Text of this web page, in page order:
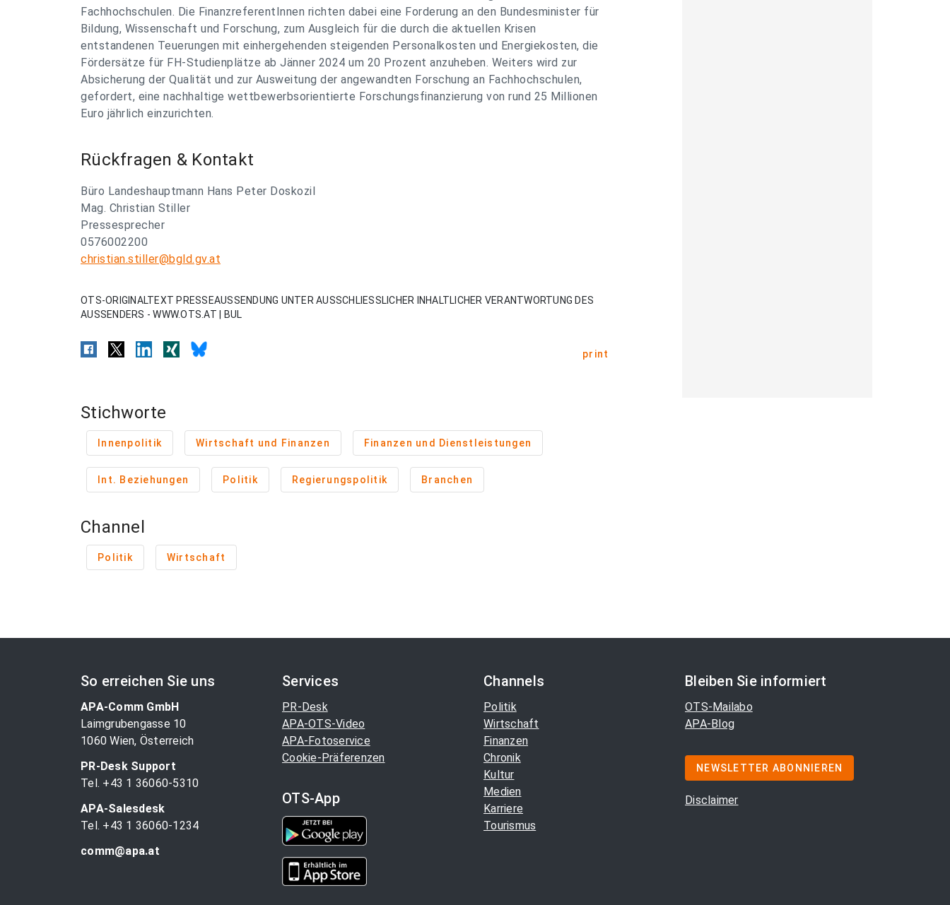
Fachhochschulen. Die FinanzreferentInnen richten dabei eine Forderung an den Bundesminister für
Bildung, Wissenschaft und Forschung, zum Ausgleich für die durch die aktuellen Krisen
entstandenen Teuerungen mit einhergehenden steigenden Personalkosten und Energiekosten, die
Fördersätze für FH-Studienplätze ab Jänner 2024 um 20 Prozent anzuheben. Weiters wird zur
Absicherung der Qualität und zur Ausweitung der angewandten Forschung an Fachhochschulen,
gefordert, eine nachhaltige wettbewerbsorientierte Forschungsfinanzierung von rund 25 Millionen
Euro jährlich einzurichten.
Rückfragen & Kontakt
Büro Landeshauptmann Hans Peter Doskozil
Mag. Christian Stiller
Pressesprecher
0576002200
christian.stiller@bgld.gv.at
OTS-ORIGINALTEXT PRESSEAUSSENDUNG UNTER AUSSCHLIESSLICHER INHALTLICHER VERANTWORTUNG DES
AUSSENDERS - WWW.OTS.AT | BUL
print
Stichworte
Innenpolitik Wirtschaft und Finanzen Finanzen und Dienstleistungen
Int. Beziehungen Politik Regierungspolitik Branchen
Channel
Politik Wirtschaft
So erreichen Sie uns
APA-Comm GmbH
Laimgrubengasse 10
1060 Wien, Österreich
PR-Desk Support
Tel. +43 1 36060-5310
APA-Salesdesk
Tel. +43 1 36060-1234
comm@apa.at
Services
PR-Desk
APA-OTS-Video
APA-Fotoservice
Cookie-Präferenzen
OTS-App
Channels
Politik
Wirtschaft
Finanzen
Chronik
Kultur
Medien
Karriere
Tourismus
Bleiben Sie informiert
OTS-Mailabo
APA-Blog
NEWSLETTER ABONNIEREN
Disclaimer